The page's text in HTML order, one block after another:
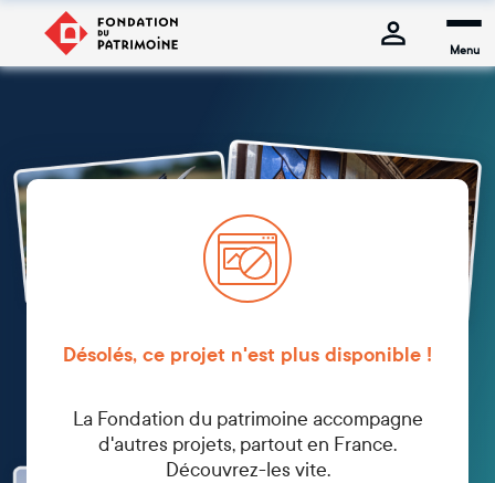
Menu
Désolés, ce projet n'est plus disponible !
La Fondation du patrimoine accompagne
d'autres projets, partout en France.
Découvrez-les vite.